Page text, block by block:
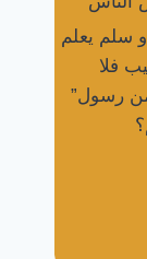
سلم يعلم
فلا
رسول”